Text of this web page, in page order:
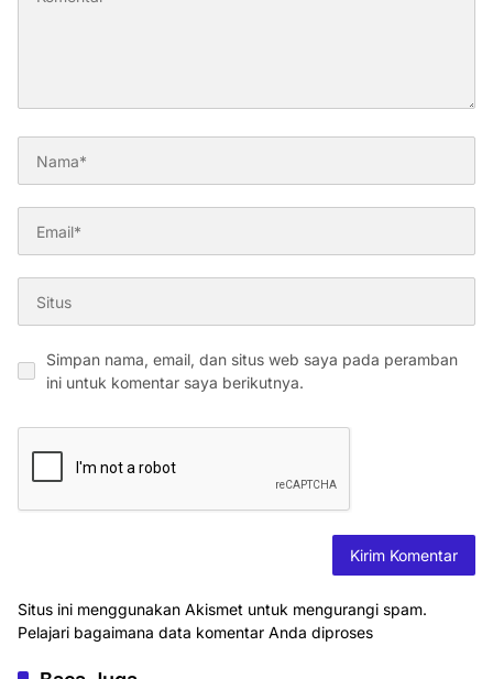
Simpan nama, email, dan situs web saya pada peramban
ini untuk komentar saya berikutnya.
Situs ini menggunakan Akismet untuk mengurangi spam.
Pelajari bagaimana data komentar Anda diproses